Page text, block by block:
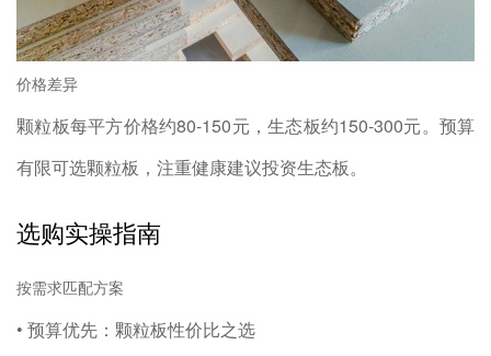
价格差异
颗粒板每平方价格约80-150元，生态板约150-300元。预算
有限可选颗粒板，注重健康建议投资生态板。
选购实操指南
按需求匹配方案
• 预算优先：颗粒板性价比之选